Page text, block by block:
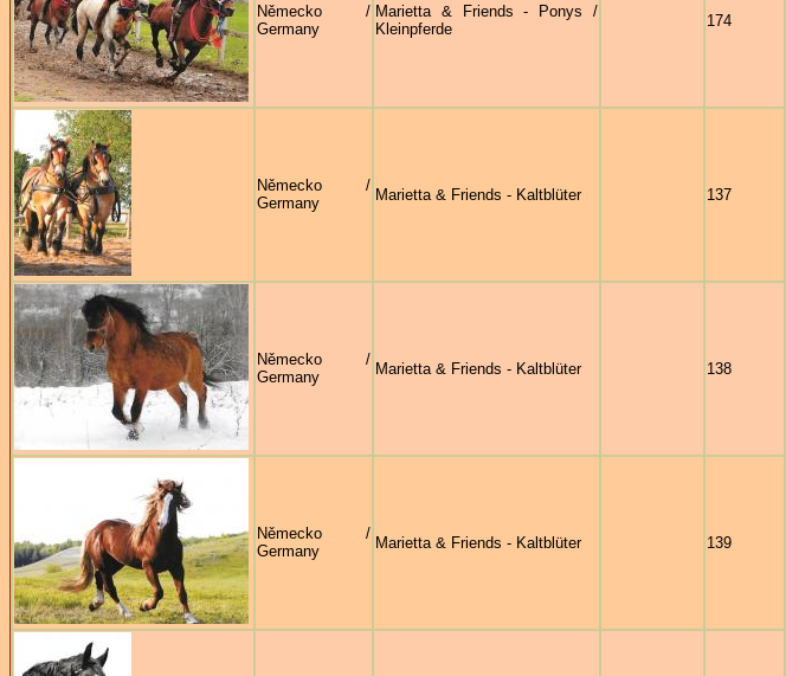
Německo /
Germany
Marietta & Friends - Ponys /
Kleinpferde
174
Německo /
Germany
Marietta & Friends - Kaltblüter 137
Německo /
Germany
Marietta & Friends - Kaltblüter 138
Německo /
Germany
Marietta & Friends - Kaltblüter 139